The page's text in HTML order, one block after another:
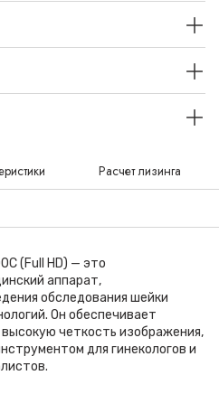
Расчет лизинга
(Full HD) — это
аппарат,
обследования шейки
Он обеспечивает
четкость изображения,
для гинекологов и